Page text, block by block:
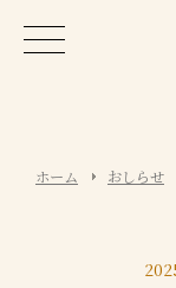
ホーム おしらせ